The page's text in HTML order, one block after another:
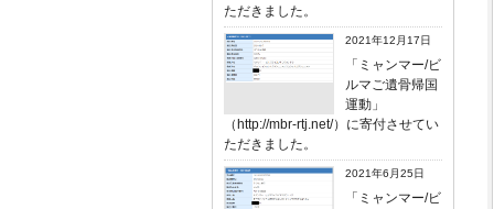
ただきました。
2021年12月17日
「ミャンマー/ビ
ルマご遺骨帰国
運動」
（http://mbr-rtj.net/）に寄付させてい
ただきました。
2021年6月25日
「ミャンマー/ビ